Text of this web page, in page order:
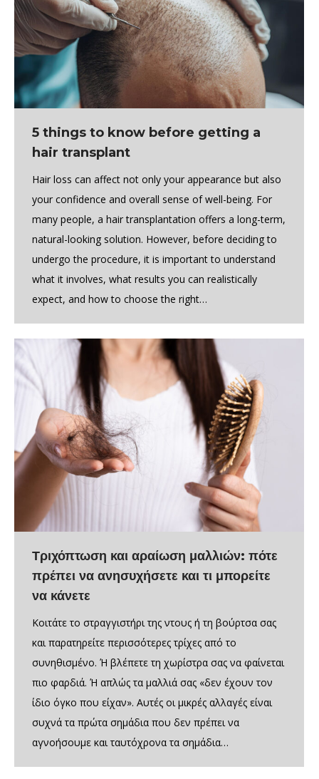
5 things to know before getting a
hair transplant
Hair loss can affect not only your appearance but also
your confidence and overall sense of well-being. For
many people, a hair transplantation offers a long-term,
natural-looking solution. However, before deciding to
undergo the procedure, it is important to understand
what it involves, what results you can realistically
expect, and how to choose the right…
Τριχόπτωση και αραίωση μαλλιών: πότε
πρέπει να ανησυχήσετε και τι μπορείτε
να κάνετε
Κοιτάτε το στραγγιστήρι της ντους ή τη βούρτσα σας
και παρατηρείτε περισσότερες τρίχες από το
συνηθισμένο. Ή βλέπετε τη χωρίστρα σας να φαίνεται
πιο φαρδιά. Ή απλώς τα μαλλιά σας «δεν έχουν τον
ίδιο όγκο που είχαν». Αυτές οι μικρές αλλαγές είναι
συχνά τα πρώτα σημάδια που δεν πρέπει να
αγνοήσουμε και ταυτόχρονα τα σημάδια…